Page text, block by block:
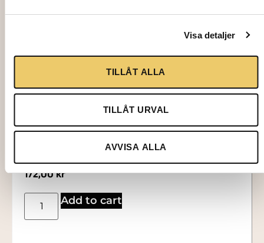
Visa detaljer
TILLÅT ALLA
TILLÅT URVAL
AVVISA ALLA
1017
172,00kr
Add to cart